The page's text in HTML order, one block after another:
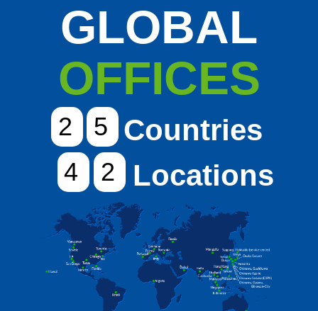
GLOBAL
OFFICES
Countries
Locations
2
5
4
2